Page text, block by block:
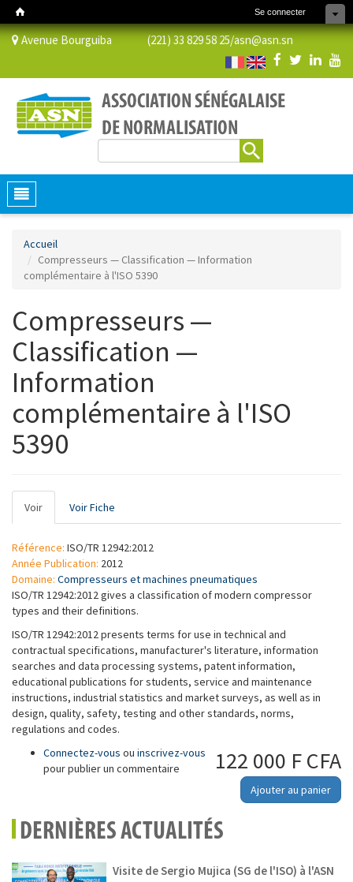
Se connecter
Avenue Bourguiba (221) 33 829 58 25/asn@asn.sn
Formulaire de recherche
Toggle
navigation
Accueil
Compresseurs — Classification — Information
complémentaire à l'ISO 5390
Compresseurs —
Classification —
Information
complémentaire à l'ISO
5390
Onglets
principaux
Voir (onglet
actif)
Voir Fiche
Référence: ISO/TR 12942:2012
Année Publication: 2012
Domaine: Compresseurs et machines pneumatiques
ISO/TR 12942:2012 gives a classification of modern compressor
types and their definitions.
ISO/TR 12942:2012 presents terms for use in technical and
contractual specifications, manufacturer's literature, information
searches and data processing systems, patent information,
educational publications for students, service and maintenance
instructions, industrial statistics and market surveys, as well as in
design, quality, safety, testing and other standards, norms,
regulations and codes.
122 000 F CFA
Ajouter au panier
Connectez-vous ou inscrivez-vous
pour publier un commentaire
DERNIÈRES ACTUALITÉS
Visite de Sergio Mujica (SG de l'ISO) à l'ASN